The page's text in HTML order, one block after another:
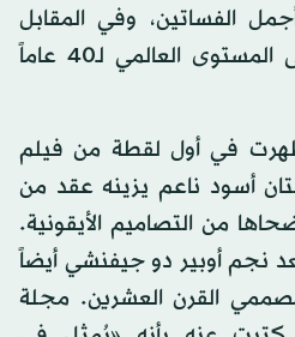
الفساتين، وفي المقابل
كانت أكبر مروج له على المستوى العالمي لـ40 عاماً
وعندما ظهرت في أول لقطة من فيلم
أسود ناعم يزينه عقد من
من التصاميم الأيقونية.
نجم أوبير دو جيفنشي أيضاً
القرن العشرين. مجلة